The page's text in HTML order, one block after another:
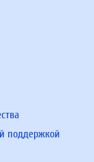
поддержкой